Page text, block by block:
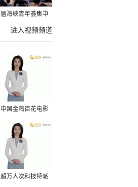
海峡青年荟集中
动在福州举行
进入视频频道
中国金鸡百花电影
电影巡展31日启动
万人次科技特派